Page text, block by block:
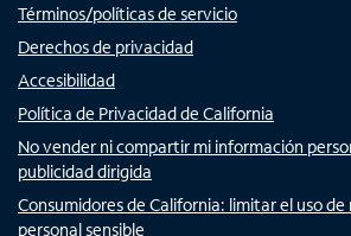
Términos/políticas de servicio
Derechos de privacidad
Accesibilidad
Política de Privacidad de California
No vender ni compartir mi información
publicidad dirigida
Consumidores de California: limitar el uso
personal sensible